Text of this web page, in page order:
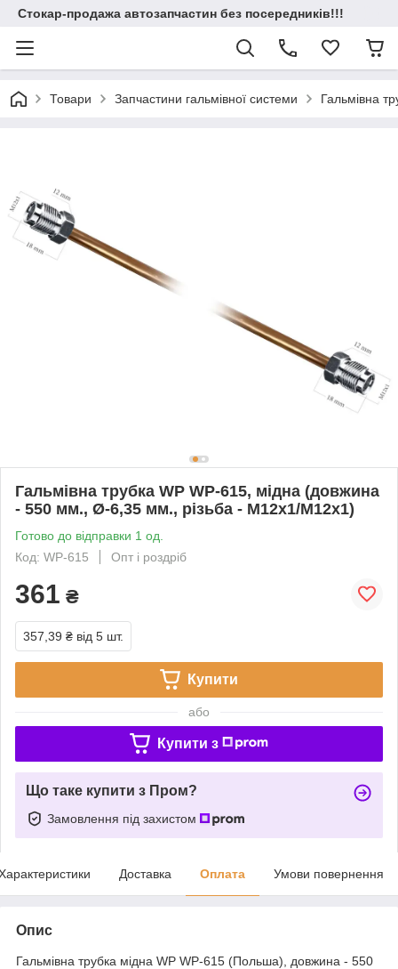
Стокар-продажа автозапчастин без посередників!!!
Товари Запчастини гальмівної системи Гальмівна
Гальмівна трубка WP WP-615, мідна (довжина
- 550 мм., Ø-6,35 мм., різьба - М12х1/М12х1)
Готово до відправки 1 од.
Код: WP-615
Опт і роздріб
361 ₴
357,39 ₴ від 5 шт.
Купити
або
Купити з
Що таке купити з Пром?
Замовлення під захистом
Доставка Оплата Умови повернення
Опис
Гальмівна трубка мідна WP WP-615 (Польша), довжина - 550